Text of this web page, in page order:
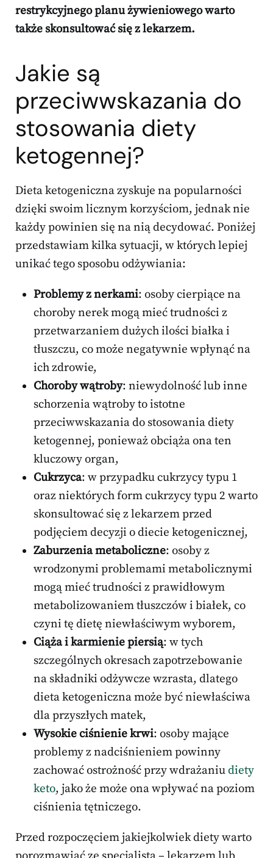
restrykcyjnego planu żywieniowego warto
także skonsultować się z lekarzem.
Jakie są
przeciwwskazania do
stosowania diety
ketogennej?
Dieta ketogeniczna zyskuje na popularności
dzięki swoim licznym korzyściom, jednak nie
każdy powinien się na nią decydować. Poniżej
przedstawiam kilka sytuacji, w których lepiej
unikać tego sposobu odżywiania:
Problemy z nerkami: osoby cierpiące na
choroby nerek mogą mieć trudności z
przetwarzaniem dużych ilości białka i
tłuszczu, co może negatywnie wpłynąć na
ich zdrowie,
Choroby wątroby: niewydolność lub inne
schorzenia wątroby to istotne
przeciwwskazania do stosowania diety
ketogennej, ponieważ obciąża ona ten
kluczowy organ,
Cukrzyca: w przypadku cukrzycy typu 1
oraz niektórych form cukrzycy typu 2 warto
skonsultować się z lekarzem przed
podjęciem decyzji o diecie ketogenicznej,
Zaburzenia metaboliczne: osoby z
wrodzonymi problemami metabolicznymi
mogą mieć trudności z prawidłowym
metabolizowaniem tłuszczów i białek, co
czyni tę dietę niewłaściwym wyborem,
Ciąża i karmienie piersią: w tych
szczególnych okresach zapotrzebowanie
na składniki odżywcze wzrasta, dlatego
dieta ketogeniczna może być niewłaściwa
dla przyszłych matek,
Wysokie ciśnienie krwi: osoby mające
problemy z nadciśnieniem powinny
zachować ostrożność przy wdrażaniudiety
keto, jako że może ona wpływać na poziom
ciśnienia tętniczego.
Przed rozpoczęciem jakiejkolwiek diety warto